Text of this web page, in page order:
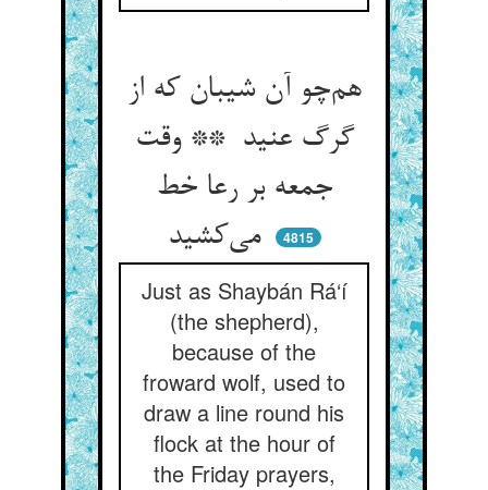
هم‌چو آن شیبان که از
گرگ عنید ** وقت
جمعه بر رعا خط
می‌کشید
4815
Just as Shaybán Rá‘í
(the shepherd),
because of the
froward wolf, used to
draw a line round his
flock at the hour of
the Friday prayers,